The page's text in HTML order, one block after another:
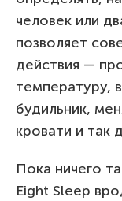
человек или
позволяет
действия —
температуру,
будильник,
кровати и так
Пока ничего
Eight Sleep